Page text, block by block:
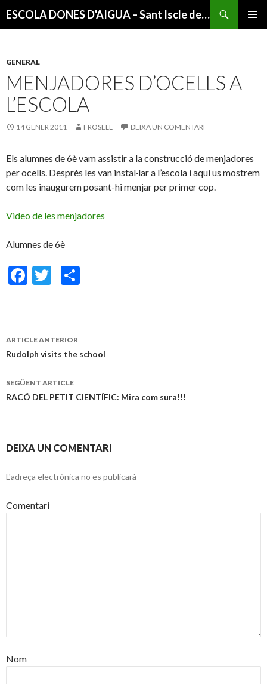
ESCOLA DONES D'AIGUA – Sant Iscle de Vallalta
GENERAL
MENJADORES D’OCELLS A
L’ESCOLA
14 GENER 2011 FROSELL DEIXA UN COMENTARI
Els alumnes de 6è vam assistir a la construcció de menjadores
per ocells. Després les van instal·lar a l’escola i aquí us mostrem
com les inaugurem posant-hi menjar per primer cop.
Video de les menjadores
Alumnes de 6è
F
b
o
o
k
T
er p
ar
te
ix
Navegació
pels
articles
ARTICLE ANTERIOR
Rudolph visits the school
SEGÜENT ARTICLE
RACÓ DEL PETIT CIENTÍFIC: Mira com sura!!!
DEIXA UN COMENTARI
L'adreça electrònica no es publicarà
Comentari
Nom